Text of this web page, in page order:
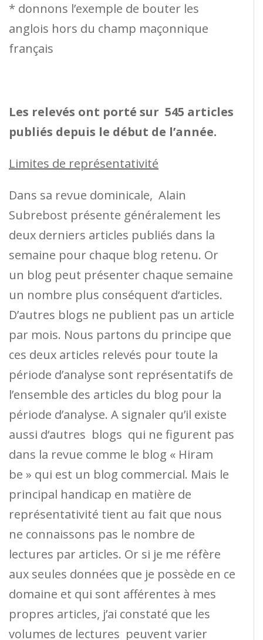
* donnons l’exemple de bouter les
anglois hors du champ maçonnique
français
Les relevés ont porté sur 545 articles
publiés depuis le début de l’année.
Limites de représentativité
Dans sa revue dominicale, Alain
Subrebost présente généralement les
deux derniers articles publiés dans la
semaine pour chaque blog retenu. Or
un blog peut présenter chaque semaine
un nombre plus conséquent d‘articles.
D’autres blogs ne publient pas un article
par mois. Nous partons du principe que
ces deux articles relevés pour toute la
période d’analyse sont représentatifs de
l’ensemble des articles du blog pour la
période d’analyse. A signaler qu’il existe
aussi d‘autres blogs qui ne figurent pas
dans la revue comme le blog « Hiram
be » qui est un blog commercial. Mais le
principal handicap en matière de
représentativité tient au fait que nous
ne connaissons pas le nombre de
lectures par articles. Or si je me réfère
aux seules données que je possède en ce
domaine et qui sont afférentes à mes
propres articles, j’ai constaté que les
volumes de lectures peuvent varier